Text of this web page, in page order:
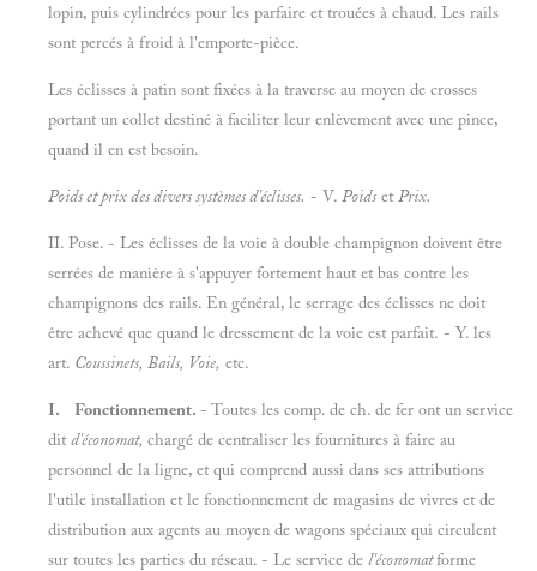
lopin, puis cylindrées pour les parfaire et trouées à chaud. Les rails
sont percés à froid à l'emporte-pièce.
Les éclisses à patin sont fixées à la traverse au moyen de crosses
portant un collet destiné à faciliter leur enlèvement avec une pince,
quand il en est besoin.
Poids et prix des divers systèmes d'éclisses. - V. Poids etPrix.
II. Pose. - Les éclisses de la voie à double champignon doivent être
serrées de manière à s'appuyer fortement haut et bas contre les
champignons des rails. En général, le serrage des éclisses ne doit
être achevé que quand le dressement de la voie est parfait. - Y. les
art. Coussinets, Bails, Voie, etc.
I. Fonctionnement. - Toutes les comp. de ch. de fer ont un service
ditd'économat, chargé de centraliser les fournitures à faire au
personnel de la ligne, et qui comprend aussi dans ses attributions
l'utile installation et le fonctionnement de magasins de vivres et de
distribution aux agents au moyen de wagons spéciaux qui circulent
sur toutes les parties du réseau. - Le service de l'économatforme